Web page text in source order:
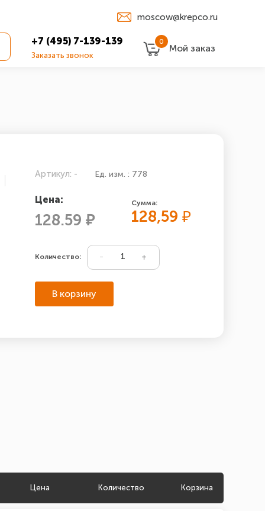
moscow@krepco.ru
+7 (495) 7-139-139
Заказать звонок
0
Мой заказ
Артикул: - Ед. изм. : 778
Цена:
128.59 ₽
Сумма:
128,59₽
Количество:
В корзину
Цена Количество Корзина